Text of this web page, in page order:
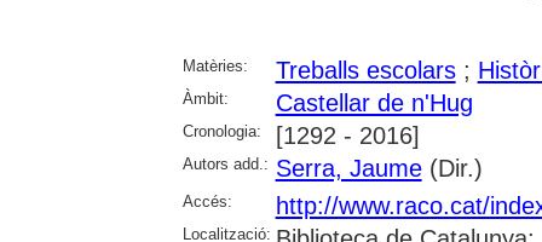
Matèries: Treballs escolars;
Àmbit: Castellar de n'Hug
Cronologia: [1292 - 2016]
Autors add.: Serra, Jaume(Dir.)
Accés: http://www.raco.cat/
Localització: